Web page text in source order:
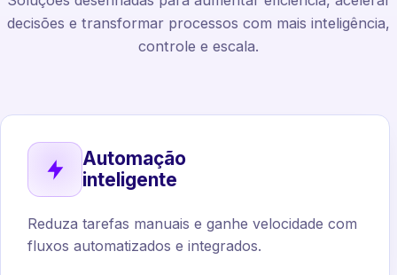
decisões e transformar processos com mais inteligência,
controle e escala.
Automação
inteligente
Reduza tarefas manuais e ganhe velocidade com
fluxos automatizados e integrados.